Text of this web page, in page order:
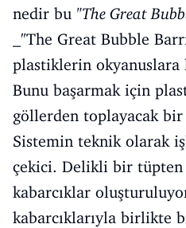
nedir bu "The Great
_"The Great Bubble
plastiklerin okyanuslara
Bunu başarmak için
göllerden toplayacak
Sistemin teknik olarak
çekici. Delikli bir tüpten
kabarcıklar
kabarcıklarıyla birlikte